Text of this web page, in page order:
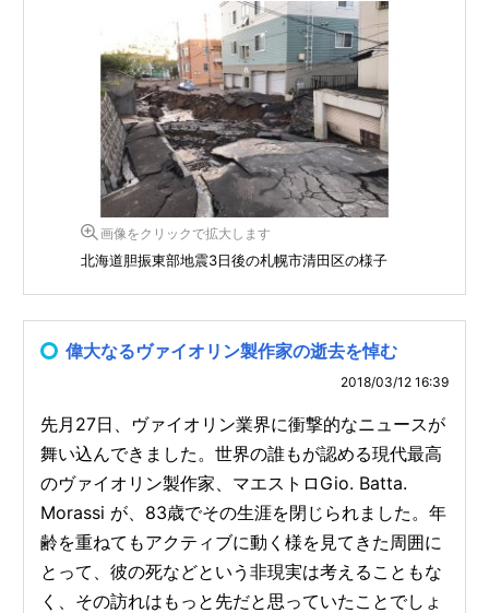
画像をクリックで拡大します
北海道胆振東部地震3日後の札幌市清田区の様子
偉大なるヴァイオリン製作家の逝去を悼む
2018/03/12 16:39
先月27日、ヴァイオリン業界に衝撃的なニュースが
舞い込んできました。世界の誰もが認める現代最高
のヴァイオリン製作家、マエストロGio. Batta.
Morassi が、83歳でその生涯を閉じられました。年
齢を重ねてもアクティブに動く様を見てきた周囲に
とって、彼の死などという非現実は考えることもな
く、その訪れはもっと先だと思っていたことでしょ